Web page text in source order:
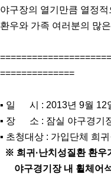
야구장의 열기만큼 열정
환우와 가족 여러분의 많
==============
▪ 일 시 : 2013년 9월 12
▪ 장 소 : 잠실 야구경기
▪ 초청대상 : 가입단체 희
※ 희귀·난치성질환 환우
야구경기장 내 휠체어석